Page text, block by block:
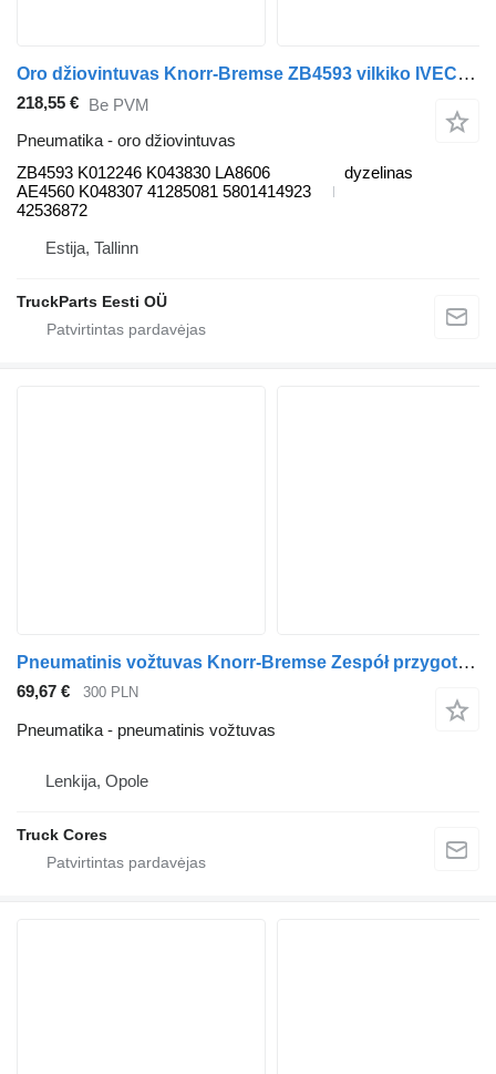
Oro džiovintuvas Knorr-Bremse ZB4593 vilkiko IVECO Stralis, Trakker (2002-)
218,55 € Be PVM
Pneumatika - oro džiovintuvas
ZB4593 K012246 K043830 LA8606
AE4560 K048307 41285081 5801414923
42536872
dyzelinas
Estija, Tallinn
TruckParts Eesti OÜ
Pneumatinis vožtuvas Knorr-Bremse Zespół przygotowania powietrza LA8609 vilkiko IVECO Stralis
69,67 € 300 PLN
Pneumatika - pneumatinis vožtuvas
Lenkija, Opole
Truck Cores